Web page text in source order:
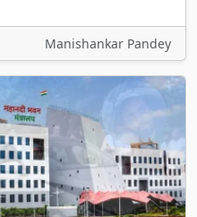
Manishankar Pandey